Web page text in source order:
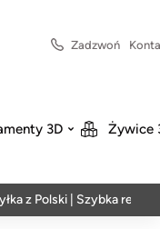
Zadzwoń
3D Żywice
| Szybka realizacja w